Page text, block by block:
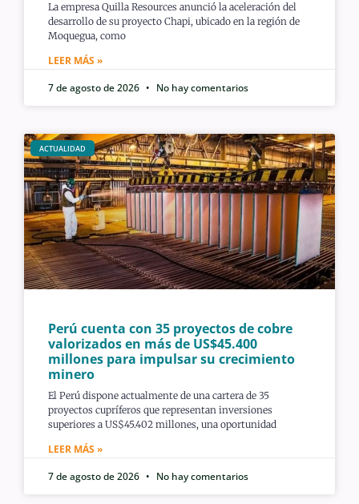
La empresa Quilla Resources anunció la aceleración del
desarrollo de su proyecto Chapi, ubicado en la región de
Moquegua, como
LEER MÁS »
7 de agosto de 2026
No hay comentarios
ACTUALIDAD
Perú cuenta con 35 proyectos de cobre
valorizados en más de US$45.400
millones para impulsar su crecimiento
minero
El Perú dispone actualmente de una cartera de 35
proyectos cupríferos que representan inversiones
superiores a US$45.402 millones, una oportunidad
LEER MÁS »
7 de agosto de 2026
No hay comentarios